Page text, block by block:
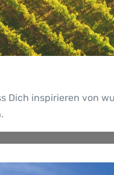
Dich inspirieren von